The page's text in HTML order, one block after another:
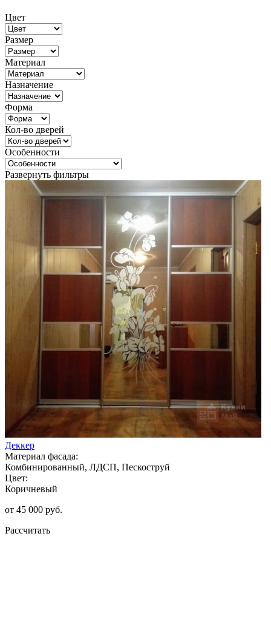
Цвет
Размер
Материал
Назначение
Форма
Кол-во дверей
Особенности
Развернуть фильтры
Деккер
Материал фасада:
Комбинированный, ЛДСП, Пескоструй
Цвет:
Коричневый
от 45 000 руб.
Рассчитать